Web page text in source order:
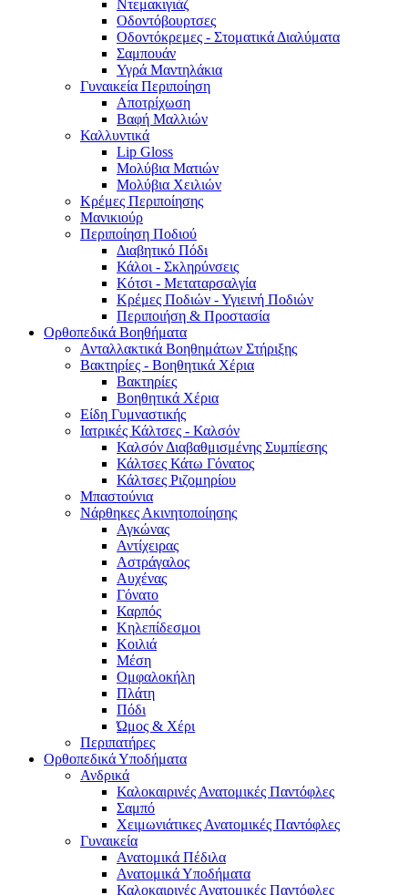
Ντεμακιγιάζ
Οδοντόβουρτσες
Οδοντόκρεμες - Στοματικά Διαλύματα
Σαμπουάν
Υγρά Μαντηλάκια
Γυναικεία Περιποίηση
Αποτρίχωση
Βαφή Μαλλιών
Καλλυντικά
Lip Gloss
Μολύβια Ματιών
Μολύβια Χειλιών
Κρέμες Περιποίησης
Μανικιούρ
Περιποίηση Ποδιού
Διαβητικό Πόδι
Κάλοι - Σκληρύνσεις
Κότσι - Μεταταρσαλγία
Κρέμες Ποδιών - Υγιεινή Ποδιών
Περιποιήση & Προστασία
Ορθοπεδικά Βοηθήματα
Ανταλλακτικά Βοηθημάτων Στήριξης
Βακτηρίες - Βοηθητικά Χέρια
Βακτηρίες
Βοηθητικά Χέρια
Είδη Γυμναστικής
Ιατρικές Κάλτσες - Καλσόν
Καλσόν Διαβαθμισμένης Συμπίεσης
Κάλτσες Κάτω Γόνατος
Κάλτσες Ριζομηρίου
Μπαστούνια
Νάρθηκες Ακινητοποίησης
Αγκώνας
Αντίχειρας
Αστράγαλος
Αυχένας
Γόνατο
Καρπός
Κηλεπίδεσμοι
Κοιλιά
Μέση
Ομφαλοκήλη
Πλάτη
Πόδι
Ώμος & Χέρι
Περιπατήρες
Ορθοπεδικά Υποδήματα
Ανδρικά
Καλοκαιρινές Ανατομικές Παντόφλες
Σαμπό
Χειμωνιάτικες Ανατομικές Παντόφλες
Γυναικεία
Ανατομικά Πέδιλα
Ανατομικά Υποδήματα
Καλοκαιρινές Ανατομικές Παντόφλες